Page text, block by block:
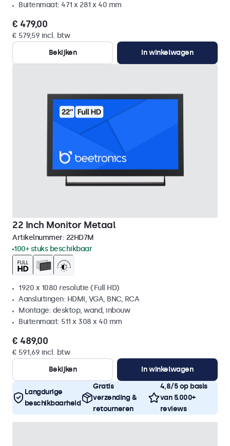
Buitenmaat: 471 x 281 x 40 mm
€ 479,00
€ 579,59 incl. btw
Bekijken
In winkelwagen
22 Inch Monitor Metaal
Artikelnummer: 22HD7M
100+ stuks beschikbaar
1920 x 1080 resolutie (Full HD)
Aansluitingen: HDMI, VGA, BNC, RCA
Montage: desktop, wand, inbouw
Buitenmaat: 511 x 308 x 40 mm
€ 489,00
€ 591,69 incl. btw
Bekijken
In winkelwagen
Langdurige
beschikbaarheid
Gratis
verzending &
retourneren
4,8/5 op basis
van 5.000+
reviews